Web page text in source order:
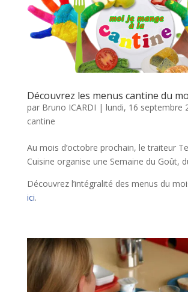
Découvrez les menus cantine du
par Bruno ICARDI | lundi, 16 septembre
cantine
Au mois d’octobre prochain, le traiteur
Cuisine organise une Semaine du Goût,
Découvrez l’intégralité des menus du
ici.